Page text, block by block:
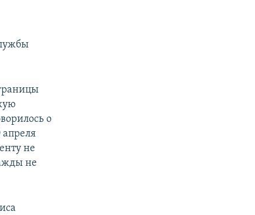
о
апреля
не
не